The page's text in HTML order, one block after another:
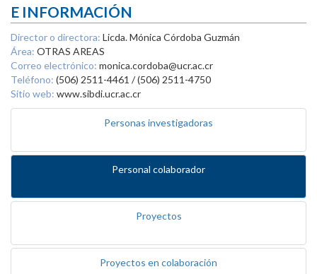
E INFORMACIÓN
Director o directora: Licda. Mónica Córdoba Guzmán
Área: OTRAS AREAS
Correo electrónico: monica.cordoba@ucr.ac.cr
Teléfono: (506) 2511-4461 / (506) 2511-4750
Sitio web: www.sibdi.ucr.ac.cr
Personas investigadoras
Personal colaborador
Proyectos
Proyectos en colaboración